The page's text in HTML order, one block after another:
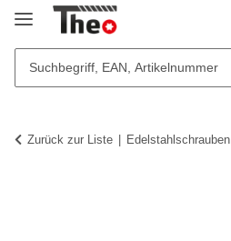
Zurück zur Liste Edelstahlschrauben